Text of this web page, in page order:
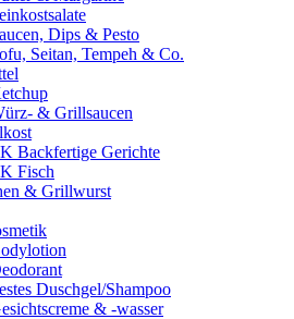
Dips & Pesto
Seitan, Tempeh & Co.
& Grillsaucen
Backfertige Gerichte
Fisch
& Grillwurst
Duschgel/Shampoo
& -wasser